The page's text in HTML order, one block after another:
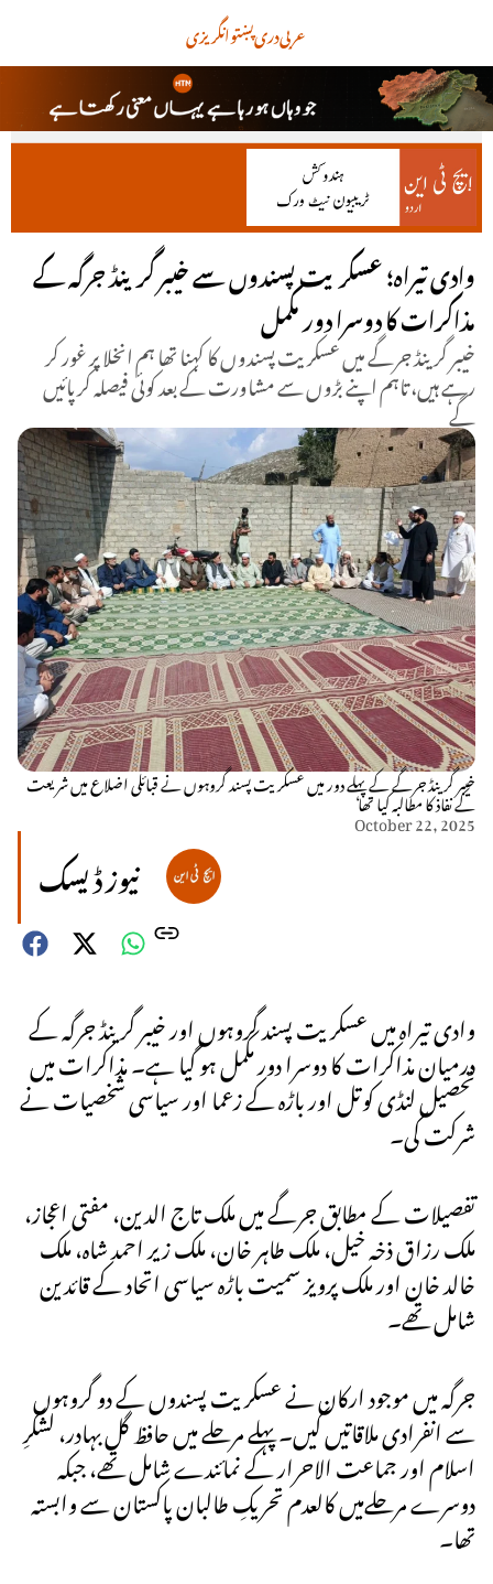
انگریزیپښتودریعربی
وادی تیراہ؛ عسکریت پسندوں سے خیبر گرینڈ جرگہ کے
مذاکرات کا دوسرا دور مکمل
خیبر گرینڈ جرگے میں عسکریت پسندوں کا کہنا تھا ہم انخلا پر غور کر
رہے ہیں، تاہم اپنے بڑوں سے مشاورت کے بعد کوئی فیصلہ کرپائیں
گے
خیبر گرینڈ جرگے کے پہلے دور میں عسکریت پسند گروہوں نے قبائلی اضلاع میں شریعت
کے نفاذ کا مطالبہ کیا تھا
October 22, 2025
نیوز ڈیسک
وادی تیراہ میں عسکریت پسند گروہوں اور خیبر گرینڈ جرگہ کے
درمیان مذاکرات کا دوسرا دور مکمل ہو گیا ہے۔ مذاکرات میں
تحصیل لنڈی کوتل اور باڑہ کے زعما اور سیاسی شخصیات نے
شرکت کی۔
تفصیلات کے مطابق جرگے میں ملک تاج الدین، مفتی اعجاز،
ملک رزاق ذخہ خیل، ملک طاہر خان، ملک زیر احمد شاہ، ملک
خالد خان اور ملک پرویز سمیت باڑہ سیاسی اتحاد کے قائدین
شامل تھے۔
جرگہ میں موجود ارکان نے عسکریت پسندوں کے دو گروہوں
سے انفرادی ملاقاتیں کیں۔ پہلے مرحلے میں حافظ گل بہادر، لشکرِ
اسلام اور جماعت الاحرار کے نمائندے شامل تھے، جبکہ
دوسرے مرحلےمیں کالعدم تحریکِ طالبان پاکستان سے وابستہ
تھا۔